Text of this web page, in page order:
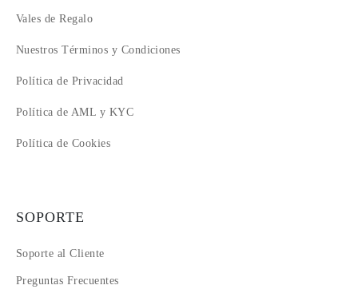
Vales de Regalo
Nuestros Términos y Condiciones
Política de Privacidad
Política de AML y KYC
Política de Cookies
SOPORTE
Soporte al Cliente
Preguntas Frecuentes